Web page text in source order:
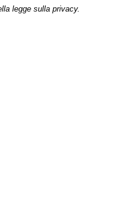
legge sulla privacy.